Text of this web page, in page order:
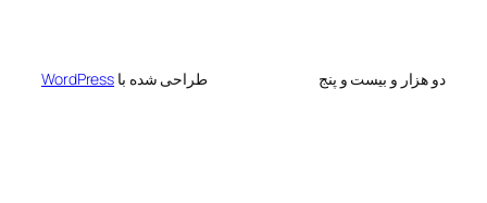
دو هزار و بیست و پنج طراحی شده با WordPress